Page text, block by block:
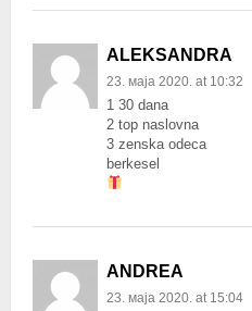
ALEKSANDRA
23. маја 2020. at 10:32
1 30 dana
2 top naslovna
3 zenska odeca
berkesel
ANDREA
23. маја 2020. at 15:04